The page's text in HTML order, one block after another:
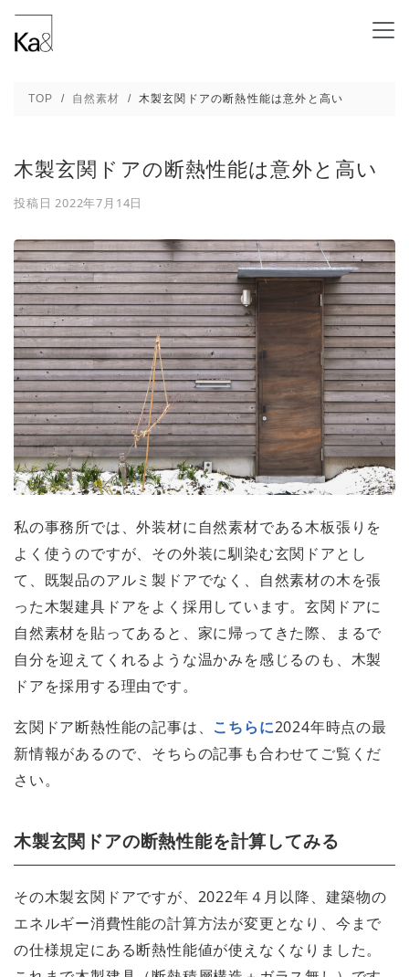
木製玄関ドアの断熱性能は意外と高い - 新潟
TOP 自然素材 木製玄関ドアの断熱性能は意外と高い
木製玄関ドアの断熱性能は意外と高い
投稿日2022年7月14日
私の事務所では、外装材に自然素材である木板張りを
よく使うのですが、その外装に馴染む玄関ドアとし
て、既製品のアルミ製ドアでなく、自然素材の木を張
った木製建具ドアをよく採用しています。玄関ドアに
自然素材を貼ってあると、家に帰ってきた際、まるで
自分を迎えてくれるような温かみを感じるのも、木製
ドアを採用する理由です。
玄関ドア断熱性能の記事は、 こちらに2024年時点の最
新情報があるので、そちらの記事も合わせてご覧くだ
さい。
木製玄関ドアの断熱性能を計算してみる
その木製玄関ドアですが、2022年４月以降、建築物の
エネルギー消費性能の計算方法が変更となり、今まで
の仕様規定にある断熱性能値が使えなくなりました。